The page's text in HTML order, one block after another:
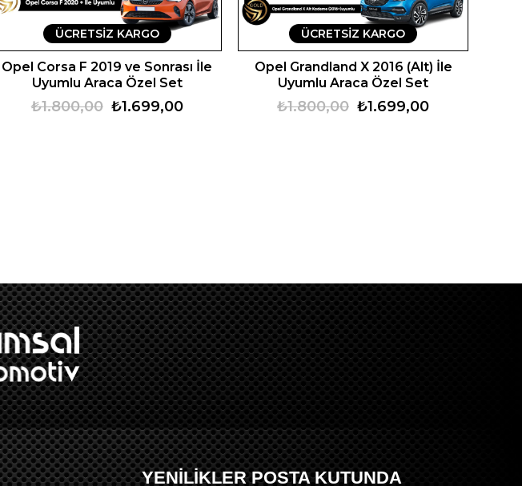
Opel Corsa F 2019 ve Sonrası İle
Uyumlu Araca Özel Set
₺1.699,00
₺1.800,00
ÜCRETSIZ KARGO
Opel Grandland X 2016 (Alt) İle
Uyumlu Araca Özel Set
₺1.699,00
₺1.800,00
ÜCRETSIZ KARGO
YENİLİKLER POSTA KUTUNDA